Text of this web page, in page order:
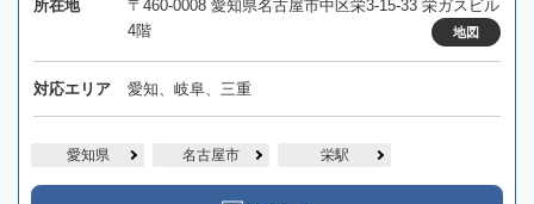
所在地
〒460-0008 愛知県名古屋市中区栄3-15-33 栄ガスビル
4階
地図
対応エリア 愛知、岐阜、三重
愛知県 名古屋市 栄駅